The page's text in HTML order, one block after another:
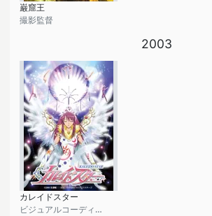
巌窟王
撮影監督
2003
カレイドスター
ビジュアルコーディネイター